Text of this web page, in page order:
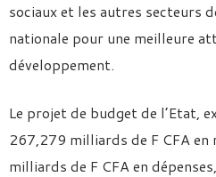
sociaux et les autres secteurs
nationale pour une meilleure
développement.
Le projet de budget de l’Etat,
267,279 milliards de F CFA
milliards de F CFA en